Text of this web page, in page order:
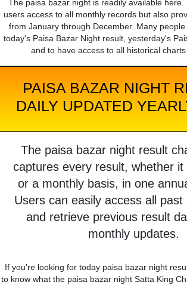
The paisa bazar night is readily available
users access to all monthly records but also
from January through December. Many
today's Paisa Bazar Night result, yesterday's
and to have access to all historical
PAISA BAZAR NIGHT
DAILY UPDATED
The paisa bazar night result
captures every result, whether it
or a monthly basis, in one
Users can easily access all
and retrieve previous result
monthly updates.
If you're looking for today paisa bazar night
to know what the paisa bazar night Satta King